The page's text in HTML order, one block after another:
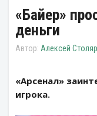
«Байер»
деньги
Алексей
«Арсенал»
игрока.